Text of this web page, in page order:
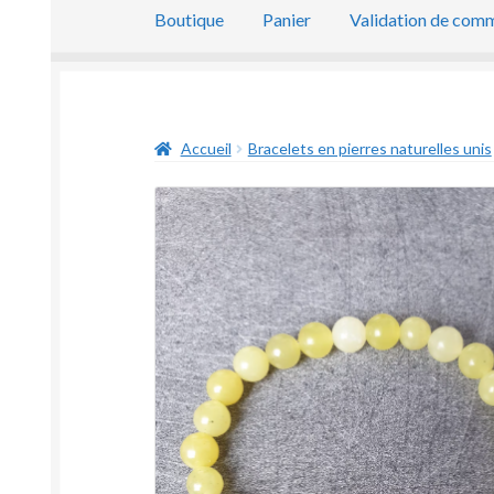
Boutique Panier Validation de
Accueil Bracelets en pierres naturelles unis